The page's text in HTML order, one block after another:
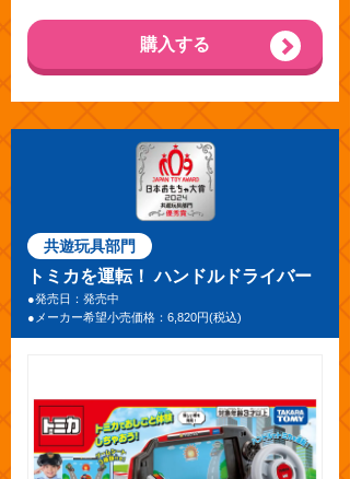
購入する
共遊玩具部門
トミカを運転！ ハンドルドライバー
●発売日：発売中
●メーカー希望小売価格：6,820円(税込)